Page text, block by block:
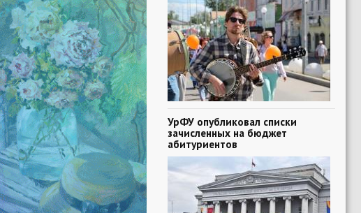
УрФУ опубликовал списки
зачисленных на бюджет
абитуриентов